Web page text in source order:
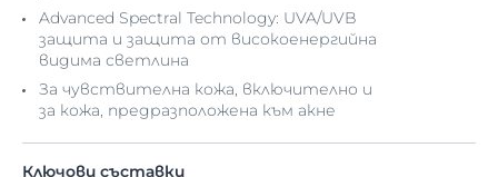
Advanced Spectral Technology: UVA/UVB
защита и защита от високоенергийна
видима светлина
За чувствителна кожа, включително и
за кожа, предразположена към акне
Ключови съставки